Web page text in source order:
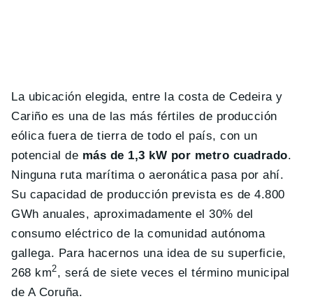
La ubicación elegida, entre la costa de Cedeira y
Cariño es una de las más fértiles de producción
eólica fuera de tierra de todo el país, con un
potencial de más de 1,3 kW por metro cuadrado.
Ninguna ruta marítima o aeronática pasa por ahí.
Su capacidad de producción prevista es de 4.800
GWh anuales, aproximadamente el 30% del
consumo eléctrico de la comunidad autónoma
gallega. Para hacernos una idea de su superficie,
268 km2, será de siete veces el término municipal
de A Coruña.